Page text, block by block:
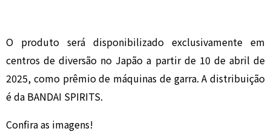
O produto será disponibilizado exclusivamente em
centros de diversão no Japão a partir de 10 de abril de
2025, como prêmio de máquinas de garra. A distribuição
é da BANDAI SPIRITS.
Confira as imagens!